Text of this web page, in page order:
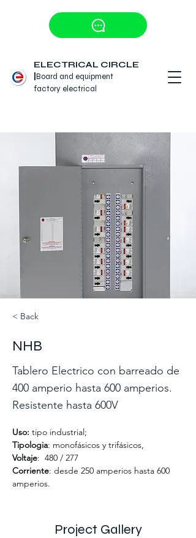
ELECTRICAL CIRCLE
Board and equipment
factory electrical
< Back
NHB
Tablero Electrico con barreado de
400 amperio hasta 600 amperios.
Resistente hasta 600V
Uso: tipo industrial;
Tipologia: monofásicos y trifásicos,
Voltaje:  480 / 277
Corriente: desde 250 amperios hasta 600
amperios.
Project Gallery